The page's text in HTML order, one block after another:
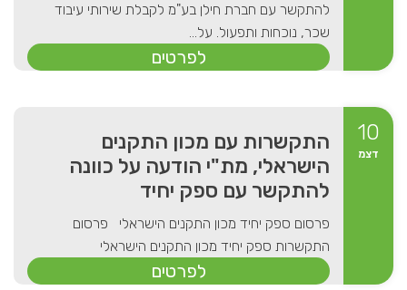
להתקשר עם חברת חילן בע"מ לקבלת שירותי עיבוד
שכר, נוכחות ותפעול. על...
לפרטים
10
דצמ
התקשרות עם מכון התקנים
הישראלי, מת"י הודעה על כוונה
להתקשר עם ספק יחיד
פרסום ספק יחיד מכון התקנים הישראלי פרסום
התקשרות ספק יחיד מכון התקנים הישראלי
לפרטים